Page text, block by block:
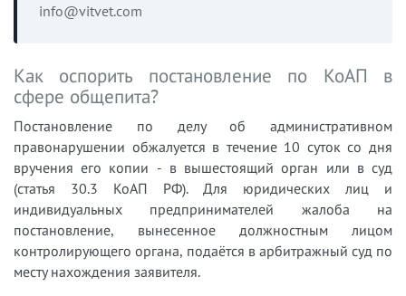
info@vitvet.com
Как оспорить постановление по КоАП в
сфере общепита?
Постановление по делу об административном
правонарушении обжалуется в течение 10 суток со дня
вручения его копии - в вышестоящий орган или в суд
(статья 30.3 КоАП РФ). Для юридических лиц и
индивидуальных предпринимателей жалоба на
постановление, вынесенное должностным лицом
контролирующего органа, подаётся в арбитражный суд по
месту нахождения заявителя.